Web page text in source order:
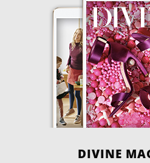
DIVINE